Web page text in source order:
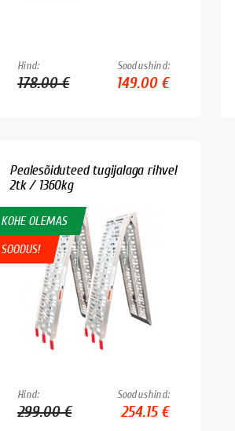
Hind:
178.00 €
Soodushind:
149.00 €
Pealesõiduteed tugijalaga rihvel
2tk / 1360kg
KOHE OLEMAS
SOODUS!
Hind:
299.00 €
Soodushind:
254.15 €